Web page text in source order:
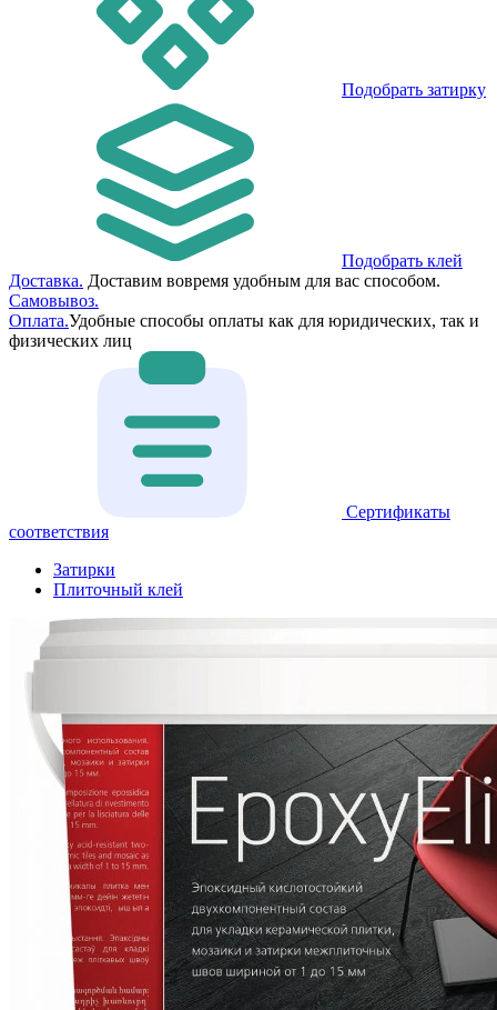
Подобрать затирку
Подобрать клей
Доставка. Доставим вовремя удобным для вас способом.
Самовывоз.
Оплата.Удобные способы оплаты как для юридических, так и
физических лиц
Сертификаты
соответствия
Затирки
Плиточный клей